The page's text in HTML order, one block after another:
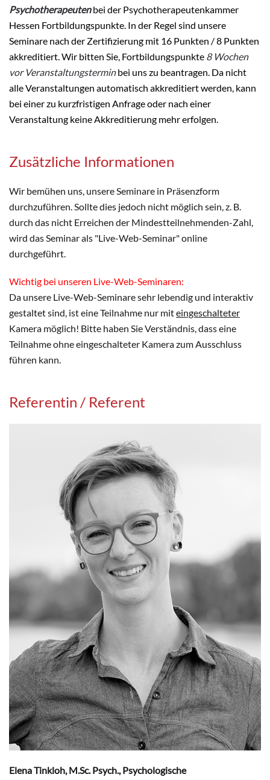
Psychotherapeutenbei der Psychotherapeutenkammer
Hessen Fortbildungspunkte. In der Regel sind unsere
Seminare nach der Zertifizierung mit 16 Punkten / 8 Punkten
akkreditiert. Wir bitten Sie, Fortbildungspunkte 8 Wochen
vor Veranstaltungsterminbei uns zu beantragen. Da nicht
alle Veranstaltungen automatisch akkreditiert werden, kann
bei einer zu kurzfristigen Anfrage oder nach einer
Veranstaltung keine Akkreditierung mehr erfolgen.
Zusätzliche Informationen
Wir bemühen uns, unsere Seminare in Präsenzform
durchzuführen. Sollte dies jedoch nicht möglich sein, z. B.
durch das nicht Erreichen der Mindestteilnehmenden-Zahl,
wird das Seminar als "Live-Web-Seminar" online
durchgeführt.
Wichtig bei unseren Live-Web-Seminaren:
Da unsere Live-Web-Seminare sehr lebendig und interaktiv
gestaltet sind, ist eine Teilnahme nur miteingeschalteter
Kamera möglich! Bitte haben Sie Verständnis, dass eine
Teilnahme ohne eingeschalteter Kamera zum Ausschluss
führen kann.
Referentin / Referent
Elena Tinkloh, M.Sc. Psych., Psychologische